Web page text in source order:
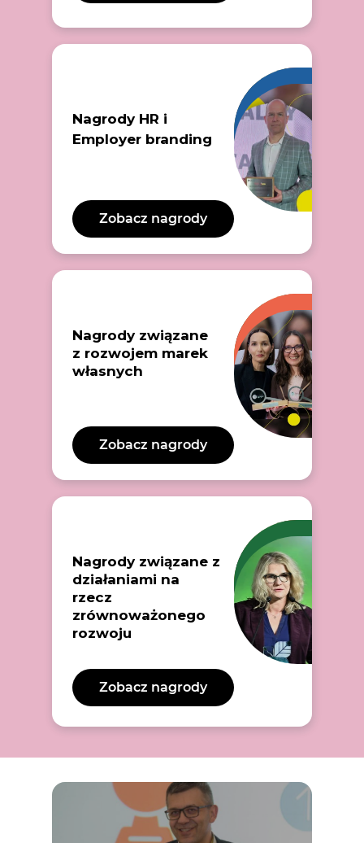
Zobacz nagrody
Nagrody HR i
Employer branding
Nagrody związane
z rozwojem marek
własnych
Zobacz nagrody
Zobacz nagrody
Nagrody związane z
działaniami na
rzecz
zrównoważonego
rozwoju